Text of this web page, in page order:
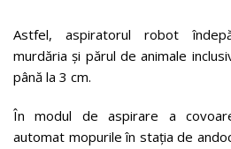
Astfel, aspiratorul robot
murdăria și părul de animale
până la 3 cm.
În modul de aspirare a
automat mopurile în stația de